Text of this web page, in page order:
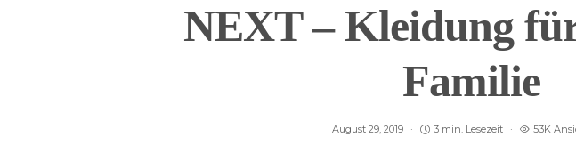
NEXT – Kleidung
Familie
August 29, 2019 3 min. Lesezeit 53K